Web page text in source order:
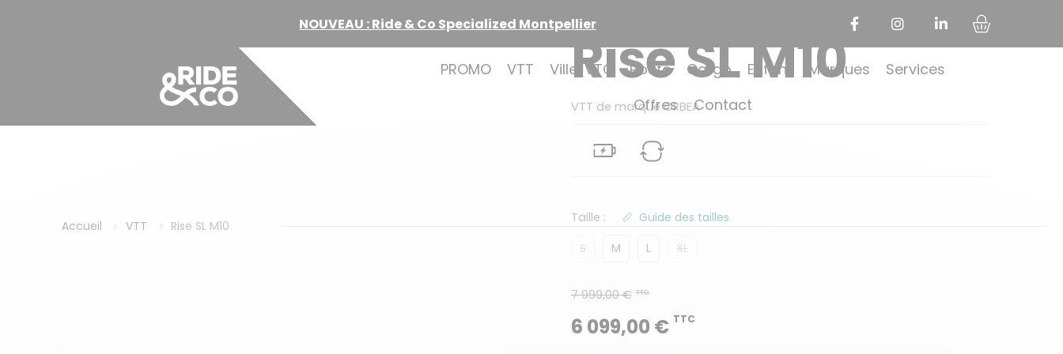
Assurance vol, casse & assistance à 1€
PROMO VTT Ville/VTC Route Cargo Enfant Marques
Services
Offres
Contact
Accueil VTT Rise SL M10
Rise SL M10
VTT de marque ORBEA
Taille :
Guide des tailles
S
M L XL
7 999,00 € TTC
6 099,00 € TTC